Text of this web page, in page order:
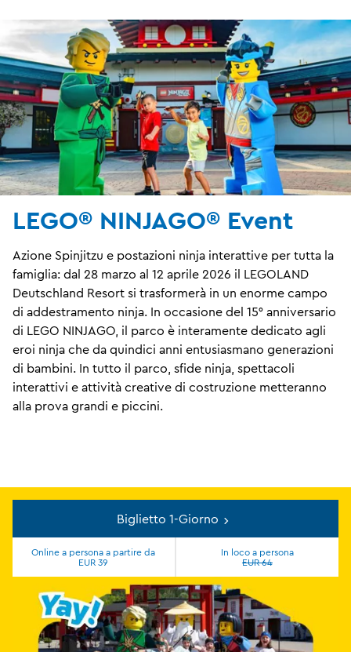
LEGO® NINJAGO® Event
Azione Spinjitzu e postazioni ninja interattive per tutta la
famiglia: dal 28 marzo al 12 aprile 2026 il LEGOLAND
Deutschland Resort si trasformerà in un enorme campo
di addestramento ninja. In occasione del 15° anniversario
di LEGO NINJAGO, il parco è interamente dedicato agli
eroi ninja che da quindici anni entusiasmano generazioni
di bambini. In tutto il parco, sfide ninja, spettacoli
interattivi e attività creative di costruzione metteranno
alla prova grandi e piccini.
Biglietto 1-Giorno
Online a persona a partire da
EUR 39
In loco a persona
EUR 64